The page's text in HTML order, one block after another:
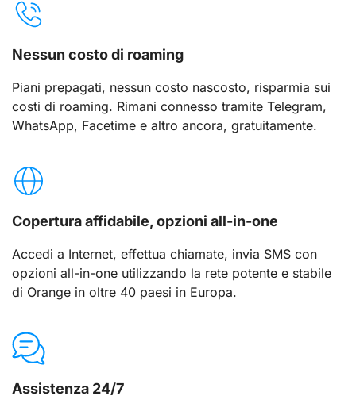
Nessun costo di roaming
Piani prepagati, nessun costo nascosto, risparmia sui
costi di roaming. Rimani connesso tramite Telegram,
WhatsApp, Facetime e altro ancora, gratuitamente.
Copertura affidabile, opzioni all-in-one
Accedi a Internet, effettua chiamate, invia SMS con
opzioni all-in-one utilizzando la rete potente e stabile
di Orange in oltre 40 paesi in Europa.
Assistenza 24/7